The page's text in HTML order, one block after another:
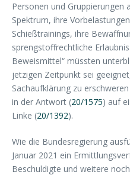
Personen und Gruppierungen
Spektrum, ihre
Schießtrainings, ihre
sprengstoffrechtliche
Beweismittel“ müssten
jetzigen Zeitpunkt sei
Sachaufklärung zu
in der Antwort (20/1575) auf
Linke (20/1392).
Wie die Bundesregierung
Januar 2021 ein
Beschuldigte und weitere